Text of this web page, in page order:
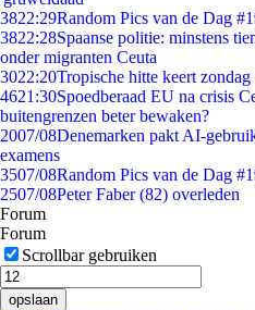
3822:29Random Pics van de Dag
3822:28Spaanse politie: minstens
onder migranten Ceuta
3022:20Tropische hitte keert
4621:30Spoedberaad EU na crisis
buitengrenzen beter bewaken?
2007/08Denemarken pakt AI-
examens
3507/08Random Pics van de Dag
2507/08Peter Faber (82) overleden
Forum
Forum
Scrollbar gebruiken
opslaan